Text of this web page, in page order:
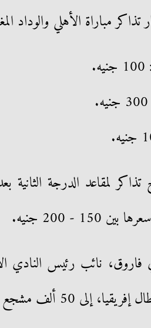
مباراة الأهلي والوداد
- 200 جنيه.
فاروق، نائب رئيس النادي
50 ألف مشجع بدلا من 20 ألفا.